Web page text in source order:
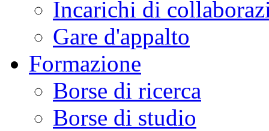
Incarichi di
Gare d'appalto
Formazione
Borse di ricerca
Borse di studio